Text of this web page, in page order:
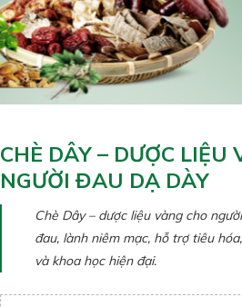
CHÈ DÂY – DƯỢC LIỆU
NGƯỜI ĐAU DẠ DÀY
Chè Dây – dược liệu vàng cho
đau, lành niêm mạc, hỗ trợ tiêu
và khoa học hiện đại.